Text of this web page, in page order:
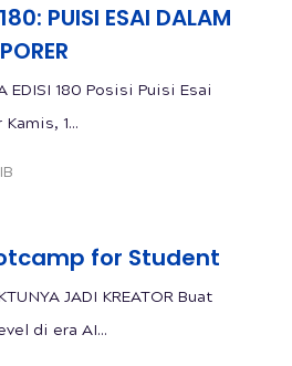
PUISI ESAI DALAM
Puisi Esai
dalam Teori Sastra Kontemporer Kamis, 1...
for Student
JADI KREATOR Buat
di era AI...